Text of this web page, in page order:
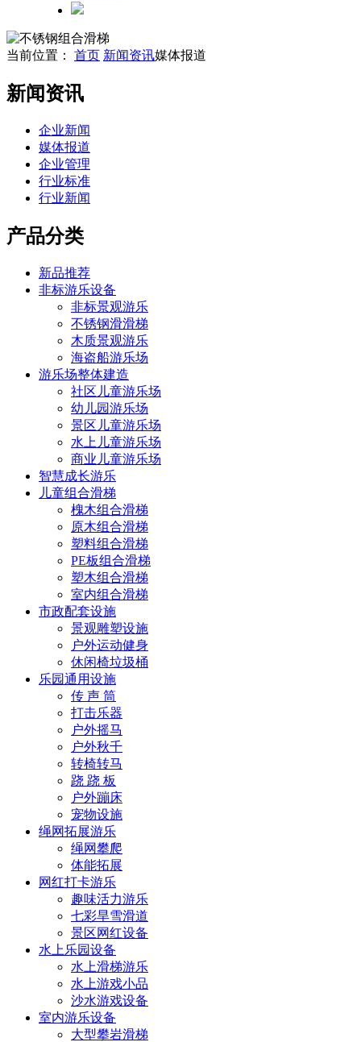
当前位置： 首页 新闻资讯媒体报道
新闻资讯
企业新闻
媒体报道
企业管理
行业标准
行业新闻
产品分类
新品推荐
非标游乐设备
非标景观游乐
不锈钢滑滑梯
木质景观游乐
海盗船游乐场
游乐场整体建造
社区儿童游乐场
幼儿园游乐场
景区儿童游乐场
水上儿童游乐场
商业儿童游乐场
智慧成长游乐
儿童组合滑梯
槐木组合滑梯
原木组合滑梯
塑料组合滑梯
PE板组合滑梯
塑木组合滑梯
室内组合滑梯
市政配套设施
景观雕塑设施
户外运动健身
休闲椅垃圾桶
乐园通用设施
传 声 筒
打击乐器
户外摇马
户外秋千
转椅转马
跷 跷 板
户外蹦床
宠物设施
绳网拓展游乐
绳网攀爬
体能拓展
网红打卡游乐
趣味活力游乐
七彩旱雪滑道
景区网红设备
水上乐园设备
水上滑梯游乐
水上游戏小品
沙水游戏设备
室内游乐设备
大型攀岩滑梯